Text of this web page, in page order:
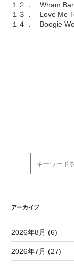
１２． Wham
１３． Love
１４． Boogie
アーカイブ
2026年8月 (6)
2026年7月 (27)